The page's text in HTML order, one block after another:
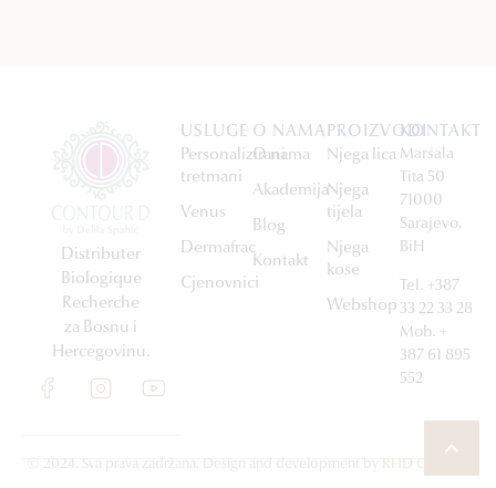
Distributer
Biologique
Recherche
za Bosnu i
Hercegovinu.
USLUGE
Personalizirani
tretmani
Venus
Dermafrac
Cjenovnici
O NAMA
O nama
Akademija
Blog
Kontakt
PROIZVODI
Njega lica
Njega
tijela
Njega
kose
Webshop
KONTAKT
Maršala
Tita 50
71000
Sarajevo,
BiH
Tel. +387
33 22 33 28
Mob. +
387 61 895
552
© 2024. Sva prava zadržana. Design and development by RHD Creative